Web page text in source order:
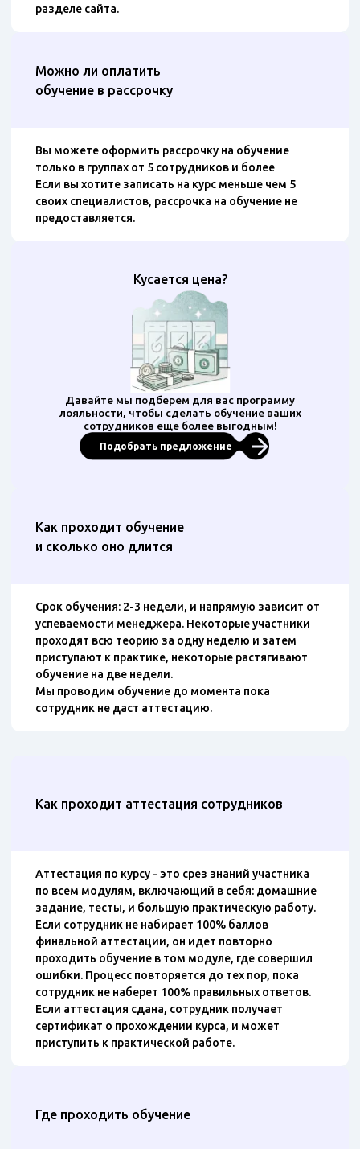
разделе сайта.
Можно ли оплатить
обучение в рассрочку
Вы можете оформить рассрочку на обучение
только в группах от 5 сотрудников и более
Если вы хотите записать на курс меньше чем 5
своих специалистов, рассрочка на обучение не
предоставляется.
Кусается цена?
Давайте мы подберем для вас программу
лояльности, чтобы сделать обучение ваших
сотрудников еще более выгодным!
Подобрать предложение
Как проходит обучение
и сколько оно длится
Срок обучения: 2-3 недели, и напрямую зависит от
успеваемости менеджера. Некоторые участники
проходят всю теорию за одну неделю и затем
приступают к практике, некоторые растягивают
обучение на две недели.
Мы проводим обучение до момента пока
сотрудник не даст аттестацию.
Как проходит аттестация сотрудников
Аттестация по курсу - это срез знаний участника
по всем модулям, включающий в себя: домашние
задание, тесты, и большую практическую работу.
Если сотрудник не набирает 100% баллов
финальной аттестации, он идет повторно
проходить обучение в том модуле, где совершил
ошибки. Процесс повторяется до тех пор, пока
сотрудник не наберет 100% правильных ответов.
Если аттестация сдана, сотрудник получает
сертификат о прохождении курса, и может
приступить к практической работе.
Где проходить обучение